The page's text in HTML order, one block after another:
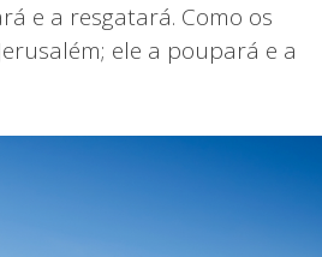
e a resgatará. Como os
ele a poupará e a